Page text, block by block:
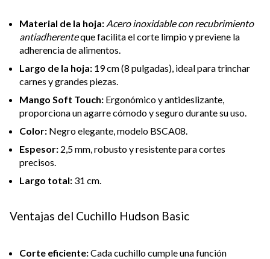
Material de la hoja: Acero inoxidable con recubrimiento
antiadherenteque facilita el corte limpio y previene la
adherencia de alimentos.
Largo de la hoja: 19 cm (8 pulgadas), ideal para trinchar
carnes y grandes piezas.
Mango Soft Touch: Ergonómico y antideslizante,
proporciona un agarre cómodo y seguro durante su uso.
Color: Negro elegante, modelo BSCA08.
Espesor: 2,5 mm, robusto y resistente para cortes
precisos.
Largo total: 31 cm.
Ventajas del Cuchillo Hudson Basic
Corte eficiente:Cada cuchillo cumple una función